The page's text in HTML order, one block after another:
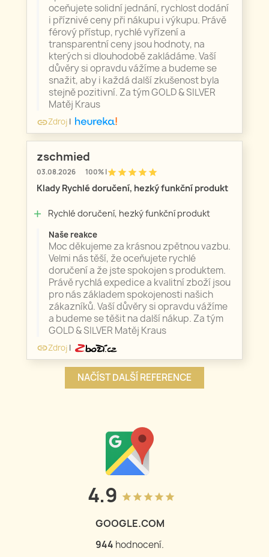
oceňujete solidní jednání, rychlost dodání
i příznivé ceny při nákupu i výkupu. Právě
férový přístup, rychlé vyřízení a
transparentní ceny jsou hodnoty, na
kterých si dlouhodobě zakládáme. Vaší
důvěry si opravdu vážíme a budeme se
snažit, aby i každá další zkušenost byla
stejně pozitivní. Za tým GOLD & SILVER
Matěj Kraus
linkZdroj |
zschmied
03.08.2026 100% |starstarstarstarstar
Klady Rychlé doručení, hezký funkční produkt
add Rychlé doručení, hezký funkční produkt
Naše reakce
Moc děkujeme za krásnou zpětnou vazbu.
Velmi nás těší, že oceňujete rychlé
doručení a že jste spokojen s produktem.
Právě rychlá expedice a kvalitní zboží jsou
pro nás základem spokojenosti našich
zákazníků. Vaší důvěry si opravdu vážíme
a budeme se těšit na další nákup. Za tým
GOLD & SILVER Matěj Kraus
linkZdroj |
NAČÍST DALŠÍ REFERENCE
4.9 grade grade grade grade grade
GOOGLE.COM
944 hodnocení.